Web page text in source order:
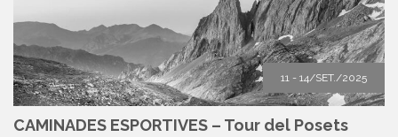
11 - 14/SET./2025
CAMINADES ESPORTIVES – Tour del Posets